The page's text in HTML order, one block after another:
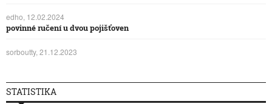
edho, 12.02.2024
povinné ručení u dvou pojišťoven
sorboutty, 21.12.2023
STATISTIKA